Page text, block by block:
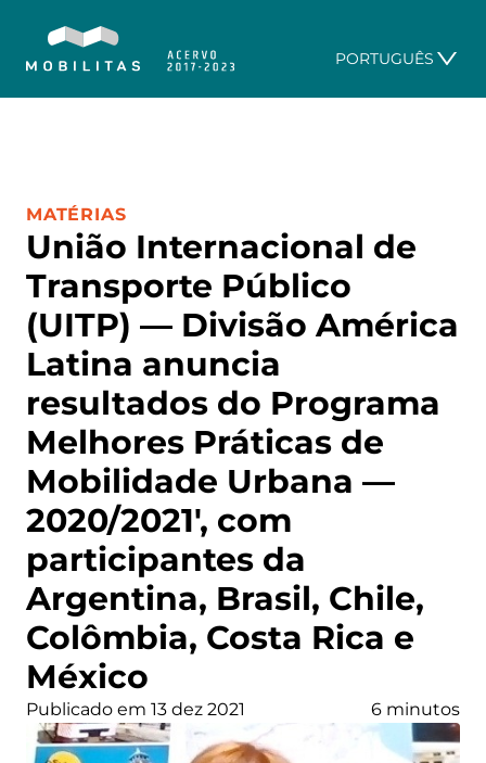
PORTUGUÊS
União Internacional de
Transporte Público
(UITP) — Divisão América
Latina anuncia
resultados do Programa
Melhores Práticas de
Mobilidade Urbana —
2020/2021′, com
participantes da
Argentina, Brasil, Chile,
Colômbia, Costa Rica e
México
CATEGORIA:
MATÉRIAS
Publicado em 13 dez 2021 6 minutos